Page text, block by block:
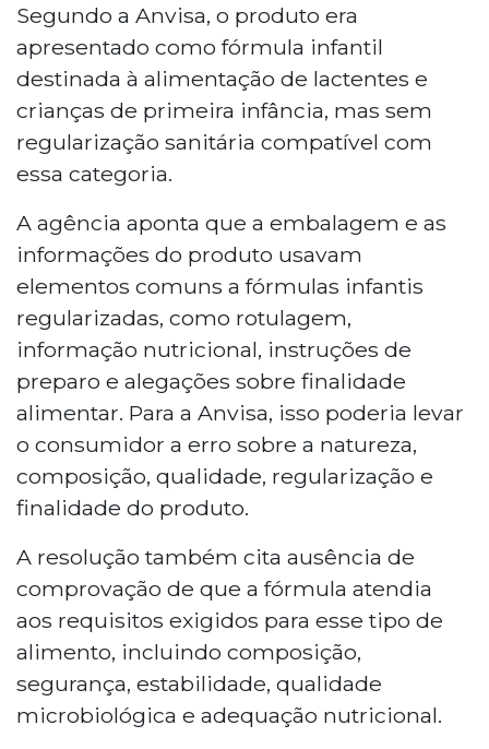
Segundo a Anvisa, o produto era
apresentado como fórmula infantil
destinada à alimentação de lactentes e
crianças de primeira infância, mas sem
regularização sanitária compatível com
essa categoria.
A agência aponta que a embalagem e as
informações do produto usavam
elementos comuns a fórmulas infantis
regularizadas, como rotulagem,
informação nutricional, instruções de
preparo e alegações sobre finalidade
alimentar. Para a Anvisa, isso poderia levar
o consumidor a erro sobre a natureza,
composição, qualidade, regularização e
finalidade do produto.
A resolução também cita ausência de
comprovação de que a fórmula atendia
aos requisitos exigidos para esse tipo de
alimento, incluindo composição,
segurança, estabilidade, qualidade
microbiológica e adequação nutricional.